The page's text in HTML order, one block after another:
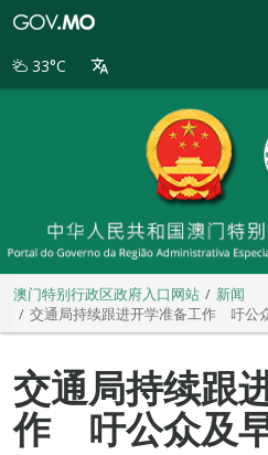
别
33°C
澳门特别行政区政府入口网站
新闻
交通局持续跟进开学准备工作 吁公
交通局持续跟
作 吁公众及